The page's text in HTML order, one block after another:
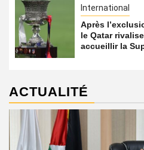
International
Après
le Qatar
accueillir la
ACTUALITÉ